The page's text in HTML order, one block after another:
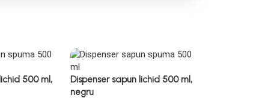
500 ml,
Dispenser sapun lichid 500 ml,
negru